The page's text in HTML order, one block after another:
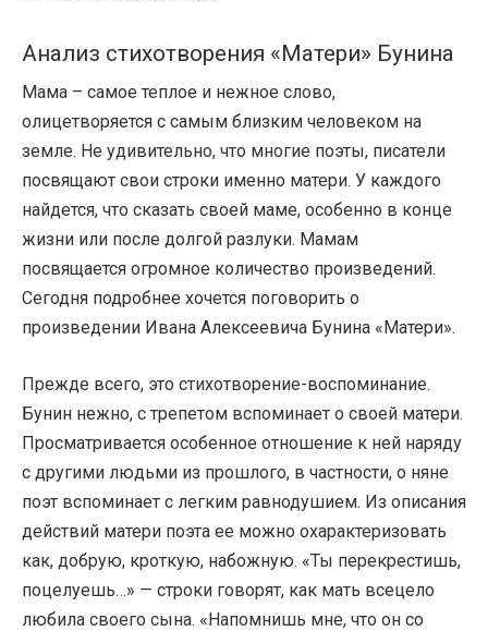
Анализ стихотворения «Матери» Бунина
Мама – самое теплое и нежное слово,
олицетворяется с самым близким человеком на
земле. Не удивительно, что многие поэты, писатели
посвящают свои строки именно матери. У каждого
найдется, что сказать своей маме, особенно в конце
жизни или после долгой разлуки. Мамам
посвящается огромное количество произведений.
Сегодня подробнее хочется поговорить о
произведении Ивана Алексеевича Бунина «Матери».
Прежде всего, это стихотворение-воспоминание.
Бунин нежно, с трепетом вспоминает о своей матери.
Просматривается особенное отношение к ней наряду
с другими людьми из прошлого, в частности, о няне
поэт вспоминает с легким равнодушием. Из описания
действий матери поэта ее можно охарактеризовать
как, добрую, кроткую, набожную. «Ты перекрестишь,
поцелуешь…» — строки говорят, как мать всецело
любила своего сына. «Напомнишь мне, что он со